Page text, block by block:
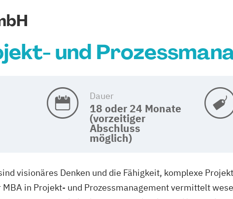
und
Dauer
18 oder 24 Monate
(vorzeitiger
Abschluss
möglich)
visionäres Denken und die Fähigkeit, komplexe
MBA in Projekt- und Prozessmanagement vermittelt